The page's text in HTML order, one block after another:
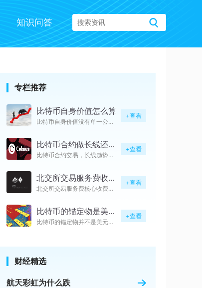
知识问答
专栏推荐
比特币自身价值怎么算
比特币自身价值没有单一公式，2
+查看
比特币合约做长线还是短线
比特币合约交易，长线趋势交易的
+查看
北交所交易服务费收费标准是多少
北交所交易服务费核心收费标准为
+查看
比特币的锚定物是美元吗
比特币的锚定物并不是美元，二者
+查看
财经精选
航天彩虹为什么跌